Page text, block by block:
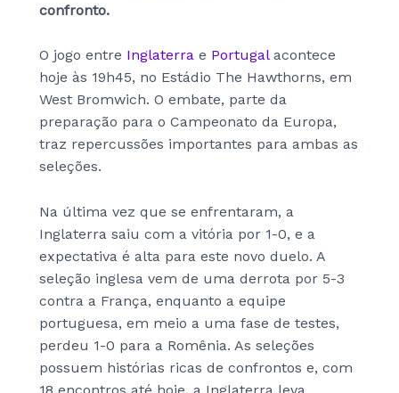
confronto.
O jogo entre Inglaterra e Portugalacontece
hoje às 19h45, no Estádio The Hawthorns, em
West Bromwich. O embate, parte da
preparação para o Campeonato da Europa,
traz repercussões importantes para ambas as
seleções.
Na última vez que se enfrentaram, a
Inglaterra saiu com a vitória por 1-0, e a
expectativa é alta para este novo duelo. A
seleção inglesa vem de uma derrota por 5-3
contra a França, enquanto a equipe
portuguesa, em meio a uma fase de testes,
perdeu 1-0 para a Romênia. As seleções
possuem histórias ricas de confrontos e, com